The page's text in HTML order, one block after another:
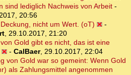
sind lediglich Nachweis von Arbeit -
20:56
nicht um Wert. (oT)
-
, 29.10.2017, 21:20
Gold gibt es nicht, das ist eine
- CalBaer, 29.10.2017, 22:04
von Gold war so gemeint: Wenn Gold
als Zahlungsmittel angenommen